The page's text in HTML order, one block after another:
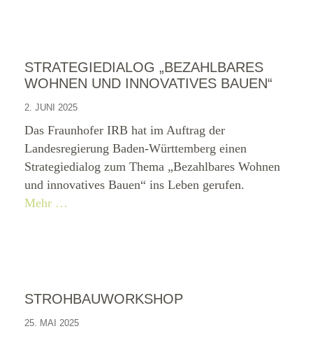
STRATEGIEDIALOG „BEZAHLBARES
WOHNEN UND INNOVATIVES BAUEN“
2. JUNI 2025
Das Fraunhofer IRB hat im Auftrag der
Landesregierung Baden-Württemberg einen
Strategiedialog zum Thema „Bezahlbares Wohnen
und innovatives Bauen“ ins Leben gerufen.
Mehr …
STROHBAUWORKSHOP
25. MAI 2025